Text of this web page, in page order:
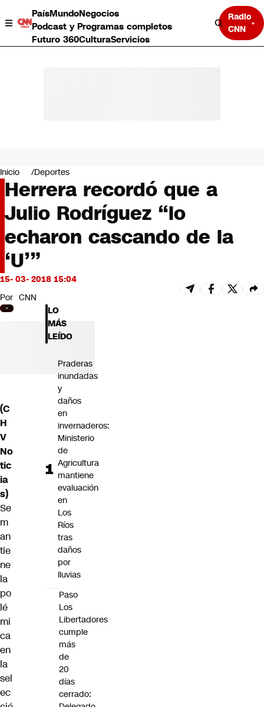
PaísMundoNegocios
Podcast y Programas completos
Futuro 360CulturaServicios
Radio
CNN
Negocios
Deportes
Programas completos
Cultura
Servicios
Bits
CNN tiempo
Futuro 360
Inicio Deportes
Herrera recordó que a
Julio Rodríguez “lo
echaron cascando de la
‘U’”
15- 03- 2018 15:04
Por CNN
(C
H
V
No
tic
ia
s)
Se
m
an
tie
ne
la
po
lé
mi
ca
en
la
sel
ec
LO
MÁS
LEÍDO
Praderas
inundadas
y
daños
en
invernaderos:
Ministerio
de
Agricultura
mantiene
evaluación
en
Los
Ríos
tras
daños
por
lluvias
Paso
Los
Libertadores
cumple
más
de
20
días
cerrado: